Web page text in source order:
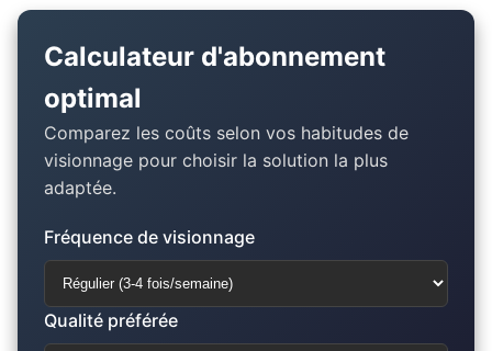
Calculateur d'abonnement
optimal
Comparez les coûts selon vos habitudes de
visionnage pour choisir la solution la plus
adaptée.
Fréquence de visionnage
Qualité préférée